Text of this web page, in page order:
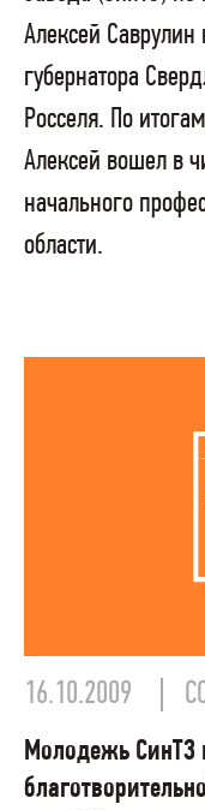
Алексей
губернатора
Росселя. По
Алексей вошел в
начального
области.
16.10.2009
Молодежь СинТЗ